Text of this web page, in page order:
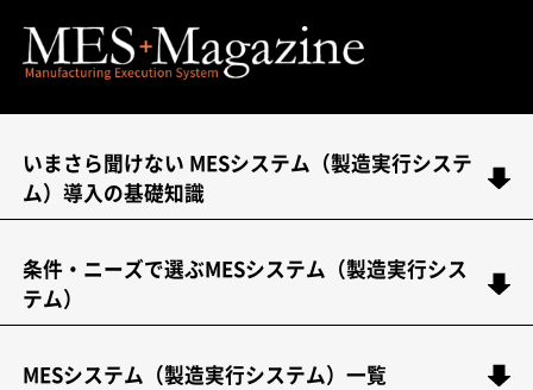
いまさら聞けない MESシステム（製造実行システ
ム）導入の基礎知識
条件・ニーズで選ぶMESシステム（製造実行シス
テム）
MESシステム（製造実行システム）一覧